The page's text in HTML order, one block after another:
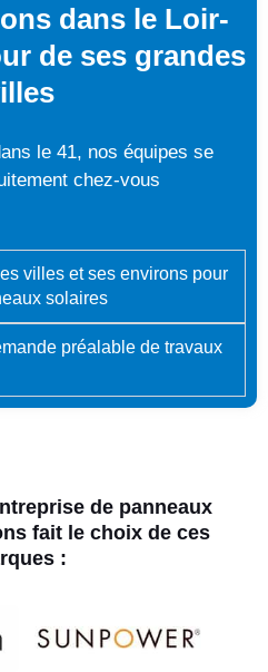
dans le Loir-
de ses grandes
le 41, nos équipes se
chez-vous
villes et ses environs pour
solaires
préalable de travaux
de panneaux
fait le choix de ces
: